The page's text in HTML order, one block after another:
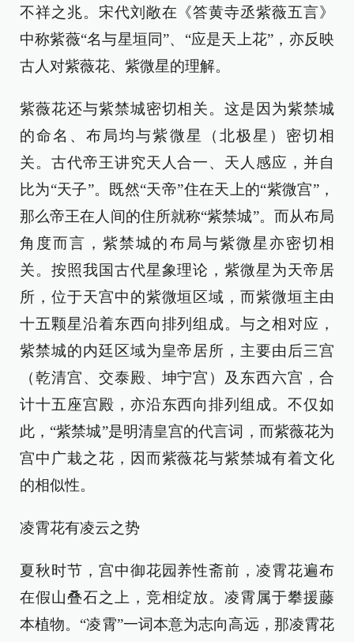
不祥之兆。宋代刘敞在《答黄寺丞紫薇五言》
中称紫薇“名与星垣同”、“应是天上花”，亦反映
古人对紫薇花、紫微星的理解。
紫薇花还与紫禁城密切相关。这是因为紫禁城
的命名、布局均与紫微星（北极星）密切相
关。古代帝王讲究天人合一、天人感应，并自
比为“天子”。既然“天帝”住在天上的“紫微宫”，
那么帝王在人间的住所就称“紫禁城”。而从布局
角度而言，紫禁城的布局与紫微星亦密切相
关。按照我国古代星象理论，紫微星为天帝居
所，位于天宫中的紫微垣区域，而紫微垣主由
十五颗星沿着东西向排列组成。与之相对应，
紫禁城的内廷区域为皇帝居所，主要由后三宫
（乾清宫、交泰殿、坤宁宫）及东西六宫，合
计十五座宫殿，亦沿东西向排列组成。不仅如
此，“紫禁城”是明清皇宫的代言词，而紫薇花为
宫中广栽之花，因而紫薇花与紫禁城有着文化
的相似性。
凌霄花有凌云之势
夏秋时节，宫中御花园养性斋前，凌霄花遍布
在假山叠石之上，竞相绽放。凌霄属于攀援藤
本植物。“凌霄”一词本意为志向高远，那凌霄花